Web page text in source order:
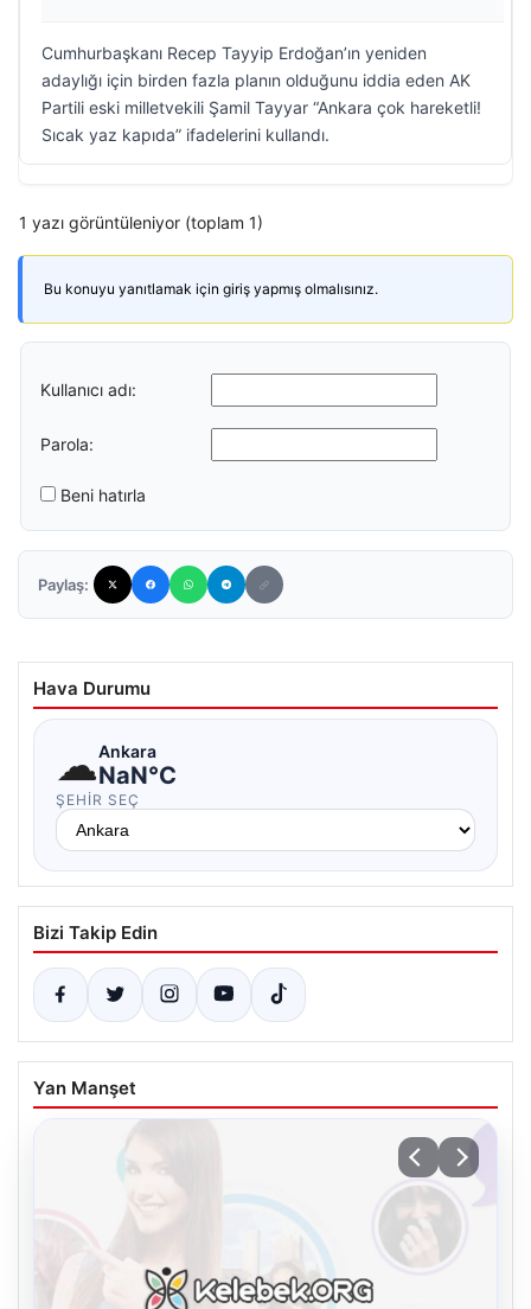
Cumhurbaşkanı Recep Tayyip Erdoğan’ın yeniden
adaylığı için birden fazla planın olduğunu iddia eden AK
Partili eski milletvekili Şamil Tayyar “Ankara çok hareketli!
Sıcak yaz kapıda” ifadelerini kullandı.
1 yazı görüntüleniyor (toplam 1)
Bu konuyu yanıtlamak için giriş yapmış olmalısınız.
Kullanıcı adı:
Parola:
Beni hatırla
Paylaş:
Hava Durumu
☁Ankara
NaN°C
ŞEHIR SEÇ
Bizi Takip Edin
Yan Manşet